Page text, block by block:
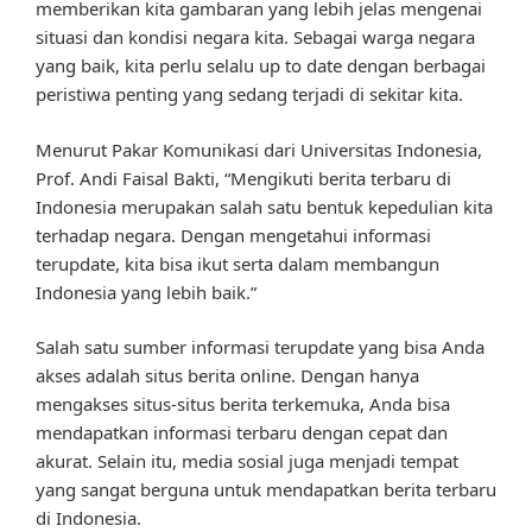
memberikan kita gambaran yang lebih jelas mengenai
situasi dan kondisi negara kita. Sebagai warga negara
yang baik, kita perlu selalu up to date dengan berbagai
peristiwa penting yang sedang terjadi di sekitar kita.
Menurut Pakar Komunikasi dari Universitas Indonesia,
Prof. Andi Faisal Bakti, “Mengikuti berita terbaru di
Indonesia merupakan salah satu bentuk kepedulian kita
terhadap negara. Dengan mengetahui informasi
terupdate, kita bisa ikut serta dalam membangun
Indonesia yang lebih baik.”
Salah satu sumber informasi terupdate yang bisa Anda
akses adalah situs berita online. Dengan hanya
mengakses situs-situs berita terkemuka, Anda bisa
mendapatkan informasi terbaru dengan cepat dan
akurat. Selain itu, media sosial juga menjadi tempat
yang sangat berguna untuk mendapatkan berita terbaru
di Indonesia.